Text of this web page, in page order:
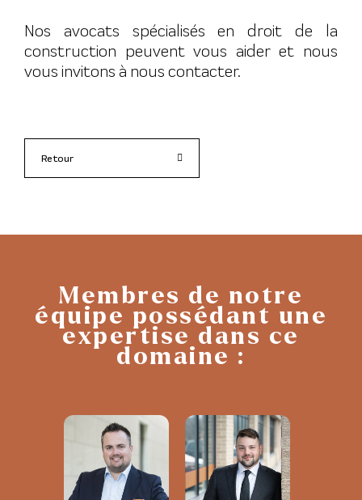
Nos avocats spécialisés en droit de la
construction peuvent vous aider et nous
vous invitons à nous contacter.
Retour
Membres de notre
équipe possédant une
expertise dans ce
domaine :